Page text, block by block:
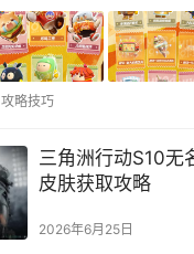
攻略技巧
三角洲行动S10无
皮肤获取攻略
2026年6月25日